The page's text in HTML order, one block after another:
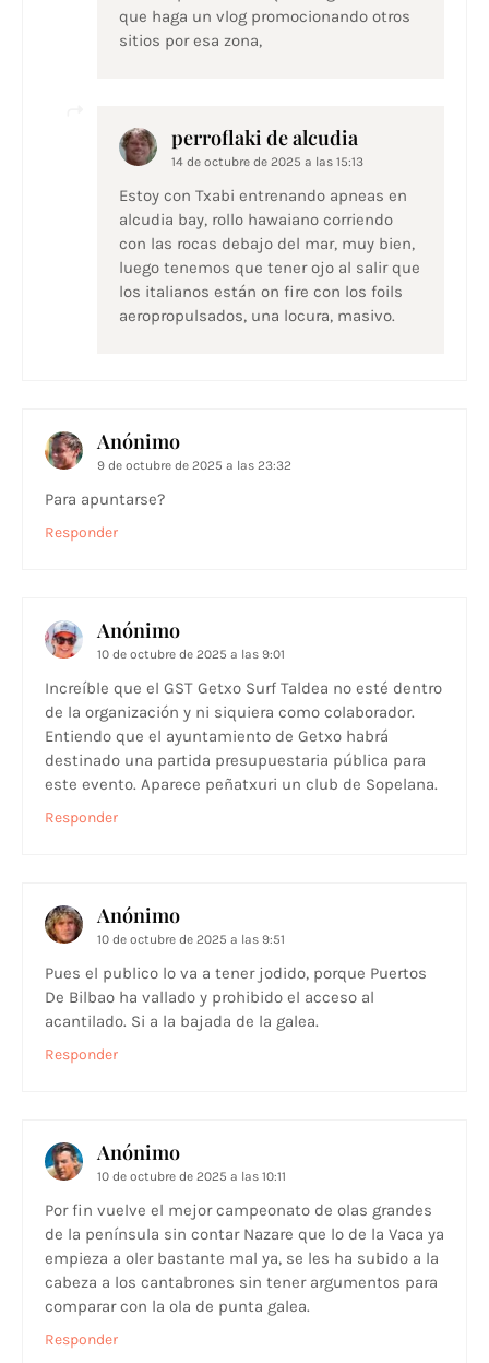
que haga un vlog promocionando otros
sitios por esa zona,
perroflaki de alcudia
14 de octubre de 2025 a las 15:13
Estoy con Txabi entrenando apneas en
alcudia bay, rollo hawaiano corriendo
con las rocas debajo del mar, muy bien,
luego tenemos que tener ojo al salir que
los italianos están on fire con los foils
aeropropulsados, una locura, masivo.
Anónimo
9 de octubre de 2025 a las 23:32
Para apuntarse?
Responder
Anónimo
10 de octubre de 2025 a las 9:01
Increíble que el GST Getxo Surf Taldea no esté dentro
de la organización y ni siquiera como colaborador.
Entiendo que el ayuntamiento de Getxo habrá
destinado una partida presupuestaria pública para
este evento. Aparece peñatxuri un club de Sopelana.
Responder
Anónimo
10 de octubre de 2025 a las 9:51
Pues el publico lo va a tener jodido, porque Puertos
De Bilbao ha vallado y prohibido el acceso al
acantilado. Si a la bajada de la galea.
Responder
Anónimo
10 de octubre de 2025 a las 10:11
Por fin vuelve el mejor campeonato de olas grandes
de la península sin contar Nazare que lo de la Vaca ya
empieza a oler bastante mal ya, se les ha subido a la
cabeza a los cantabrones sin tener argumentos para
comparar con la ola de punta galea.
Responder